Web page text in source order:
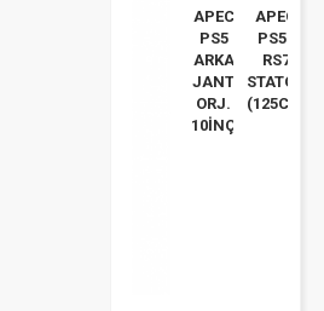
APEC
PS5
ARKA
JANT
ORJ.
10İNÇ
APEC
PS5-
RS7
STATOR
(125CC)